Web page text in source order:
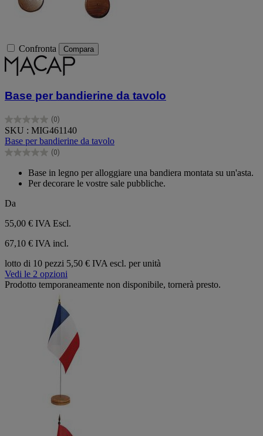
Confronta Compara
Base per bandierine da tavolo
(0)
0.0
su
5
stelle.
SKU : MIG461140
Base per bandierine da tavolo
(0)
0.0
stelle.
Base in legno per alloggiare una bandiera montata su un'asta.
Per decorare le vostre sale pubbliche.
Da
55,00 € IVA Escl.
67,10 € IVA incl.
lotto di 10 pezzi 5,50 € IVA escl. per unità
Vedi le 2 opzioni
Prodotto temporaneamente non disponibile, tornerà presto.